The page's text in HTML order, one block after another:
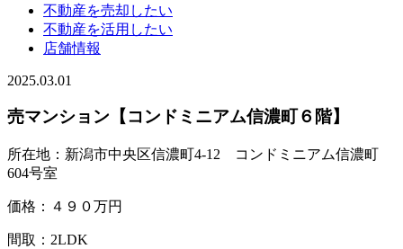
不動産を売却したい
不動産を活用したい
店舗情報
2025.03.01
売マンション【コンドミニアム信濃町６階】
所在地：新潟市中央区信濃町4-12 コンドミニアム信濃町
604号室
価格：４９０万円
間取：2LDK